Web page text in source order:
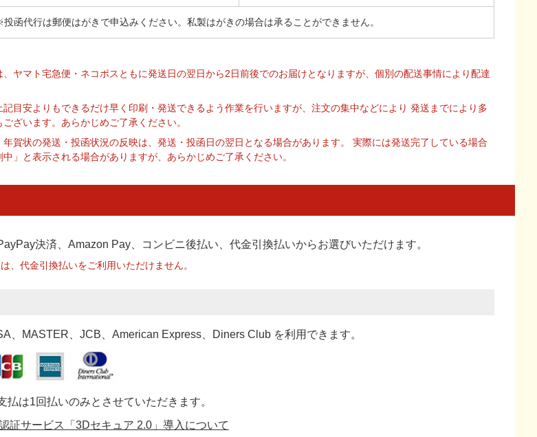
函代行は郵便はがきで申込みください。私製はがきの場合は承ることができません。
ヤマト宅急便・ネコポスともに発送日の翌日から2日前後でのお届けとなりますが、個別の配送事情により配達
目安よりもできるだけ早く印刷・発送できるよう作業を行いますが、注文の集中などにより 発送までにより多
ざいます。あらかじめご了承ください。
賀状の発送・投函状況の反映は、発送・投函日の翌日となる場合があります。 実際には発送完了している場合
」と表示される場合がありますが、あらかじめご了承ください。
決済 、Amazon Pay、コンビニ後払い、代金引換払いからお選びいただけます。
、代金引換払いをご利用いただけません。
、MASTER、JCB、American Express、Diners Club を利用できます。
払は1回払いのみとさせていただきます。
証サービス「3Dセキュア 2.0」導入について